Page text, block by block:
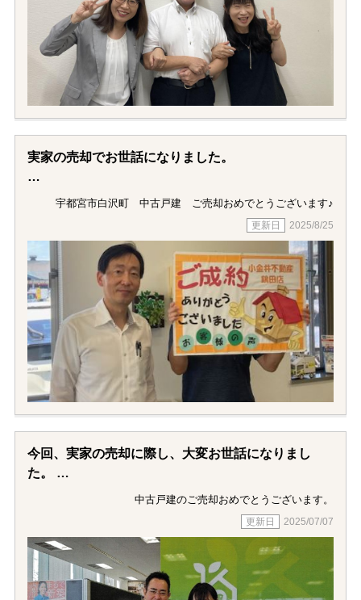
い私達姉妹にゼロから丁寧にご教授、ご対応くださ
り、安心して
取引を進めることができました。本当にありがとう
ございました。心より感謝申し上げます。
また不動産に関するご相談がありましたら、ぜひ柏
今後ともどうぞよろしくお願いいたします。
実家の売却でお世話になりました。
私は宇都宮に住んでいないので、
色々大変でしたが、こまめに連絡をいただいたり、
親身になってサポートいただいたおかげで、
無事に売却することができました。
本当にありがとうございました。
宇都宮市白沢町 中古戸建 ご売却おめでとうございます♪
2025/8/25
今回、実家の売却に際し、大変お世話になりまし
た。
実家を手ばなすことを考え始めた頃から相談アドバ
何も知識のない私にとって心強く、有りがたかった
です。
東店にお世話になり、菅野さんに担当して頂き、本
当に本当によかったとおもいます！
中古戸建のご売却おめでとうございます。
2025/07/07